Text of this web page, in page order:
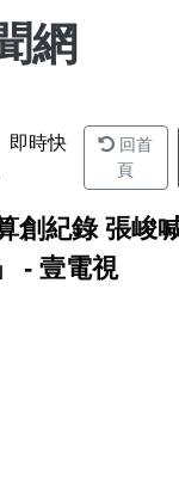
網
即時快
回首
頁
創紀錄 張峻
- 壹電視